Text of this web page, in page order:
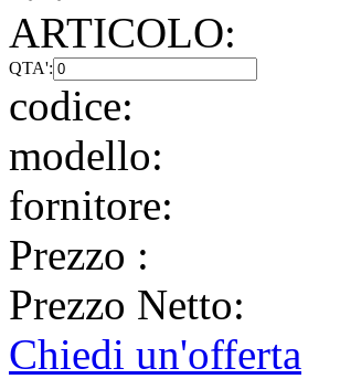
ARTICOLO:
QTA':
codice:
modello:
fornitore:
Prezzo :
Prezzo Netto:
Chiedi un'offerta